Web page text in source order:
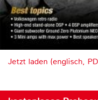
Jetzt laden (englisch,